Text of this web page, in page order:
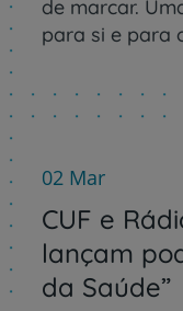
de marcar.
para si e para
02 Mar
CUF e
lançam
da Saúde”